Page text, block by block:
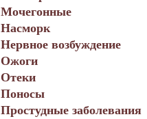
Мочегонные
Насморк
Нервное возбуждение
Ожоги
Отеки
Поносы
Простудные заболевания